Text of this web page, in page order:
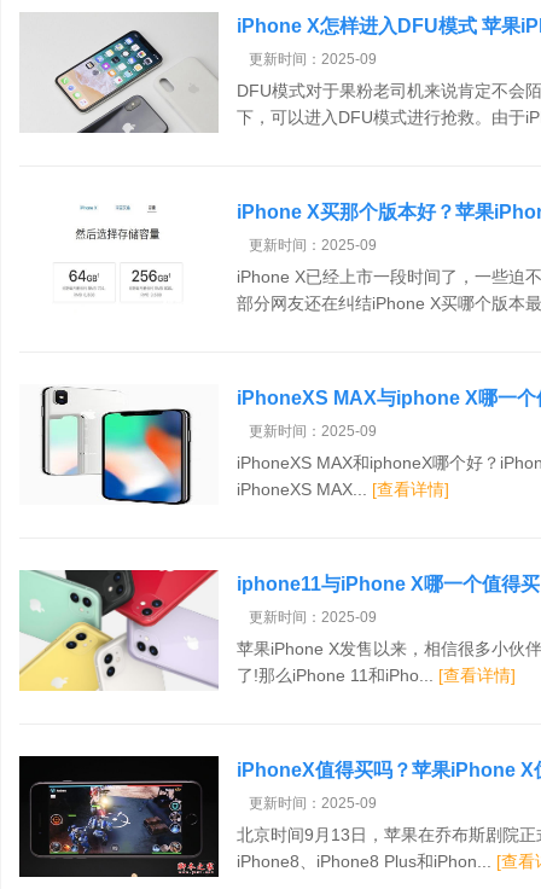
iPhone X怎样进入DFU模式 苹果
更新时间：2025-09
DFU模式对于果粉老司机来说肯定不会
下，可以进入DFU模式进行抢救。由于
iPhone X买那个版本好？苹果
更新时间：2025-09
iPhone X已经上市一段时间了，一些迫
部分网友还在纠结iPhone X买哪个版本
iPhoneXS MAX与iphone X哪一
比介绍
更新时间：2025-09
iPhoneXS MAX和iphoneX哪个好？
iPhoneXS MAX... [查看详情]
iphone11与iPhone X哪一个值得
测
更新时间：2025-09
苹果iPhone X发售以来，相信很多小伙
了!那么iPhone 11和iPho... [查看详情]
iPhoneX值得买吗？苹果iPhone X
更新时间：2025-09
北京时间9月13日，苹果在乔布斯剧院
iPhone8、iPhone8 Plus和iPhon... [查看